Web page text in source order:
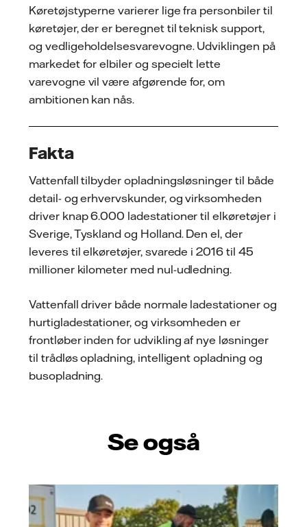
Køretøjstyperne varierer lige fra personbiler til
køretøjer, der er beregnet til teknisk support,
og vedligeholdelsesvarevogne. Udviklingen på
markedet for elbiler og specielt lette
varevogne vil være afgørende for, om
ambitionen kan nås.
Fakta
Vattenfall tilbyder opladningsløsninger til både
detail- og erhvervskunder, og virksomheden
driver knap 6.000 ladestationer til elkøretøjer i
Sverige, Tyskland og Holland. Den el, der
leveres til elkøretøjer, svarede i 2016 til 45
millioner kilometer med nul-udledning.
Vattenfall driver både normale ladestationer og
hurtigladestationer, og virksomheden er
frontløber inden for udvikling af nye løsninger
til trådløs opladning, intelligent opladning og
busopladning.
Se også